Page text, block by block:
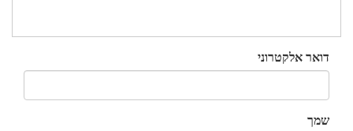
דואר אלקטרוני
שמך